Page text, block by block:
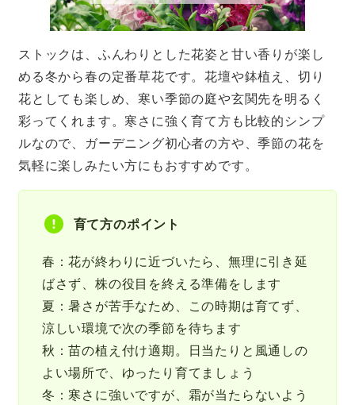
ストックは、ふんわりとした花姿と甘い香りが楽し
める冬から春の定番草花です。花壇や鉢植え、切り
花としても楽しめ、寒い季節の庭や玄関先を明るく
彩ってくれます。寒さに強く育て方も比較的シンプ
ルなので、ガーデニング初心者の方や、季節の花を
気軽に楽しみたい方にもおすすめです。
育て方のポイント
春：花が終わりに近づいたら、無理に引き延
ばさず、株の役目を終える準備をします
夏：暑さが苦手なため、この時期は育てず、
涼しい環境で次の季節を待ちます
秋：苗の植え付け適期。日当たりと風通しの
よい場所で、ゆったり育てましょう
冬：寒さに強いですが、霜が当たらないよう